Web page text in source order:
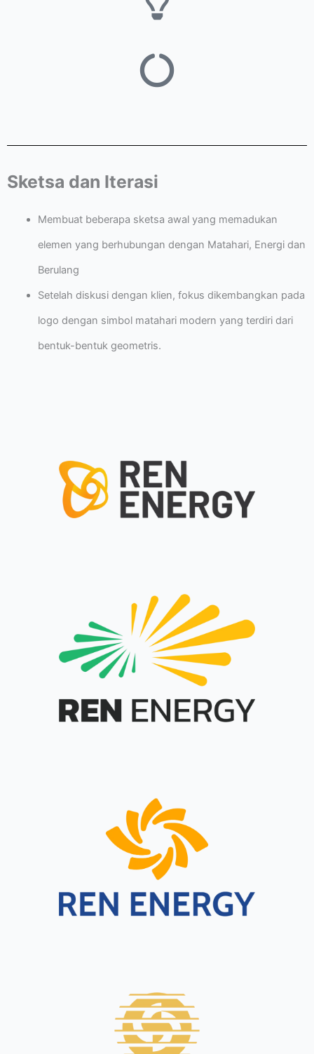
Sketsa dan Iterasi
Membuat beberapa sketsa awal yang memadukan
elemen yang berhubungan dengan Matahari, Energi dan
Berulang
Setelah diskusi dengan klien, fokus dikembangkan pada
logo dengan simbol matahari modern yang terdiri dari
bentuk-bentuk geometris.